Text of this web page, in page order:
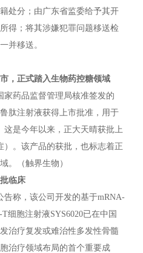
处分；由广东省监委给予其开
得；将其涉嫌犯罪问题移送检
并移送。
，正式踏入生物药控糖领域
家药品监督管理局核准签发的
肽注射液获得上市批准，用于
这是今年以来，正大天晴获批上
）。该产品的获批，也标志着正
。（触界生物）
临床
告称，该公司开发的基于mRNA-
细胞注射液SYS6020已在中国
治疗复发或难治性多发性骨髓
治疗领域布局的首个重要成